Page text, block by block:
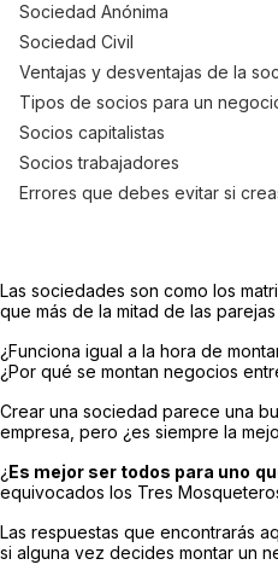
Sociedad Anónima
Sociedad Civil
Ventajas y desventajas de la
Tipos de socios para un
Socios capitalistas
Socios trabajadores
Errores que debes evitar si
Las sociedades son como los
que más de la mitad de las
¿Funciona igual a la hora de
¿Por qué se montan negocios
Crear una sociedad parece una
empresa, pero ¿es siempre la
¿Es mejor ser todos para uno
equivocados los Tres
Las respuestas que encontrarás
si alguna vez decides montar un